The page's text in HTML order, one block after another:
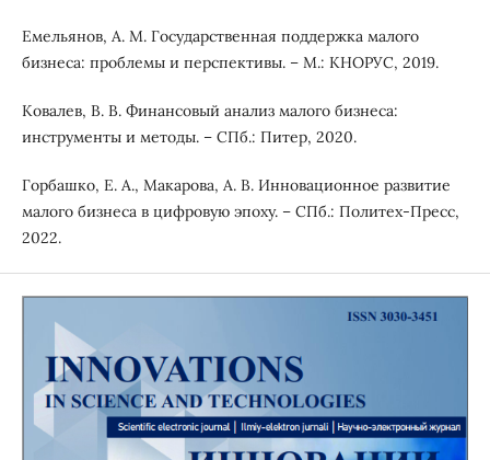
Емельянов, А. М. Государственная поддержка малого
бизнеса: проблемы и перспективы. – М.: КНОРУС, 2019.
Ковалев, В. В. Финансовый анализ малого бизнеса:
инструменты и методы. – СПб.: Питер, 2020.
Горбашко, Е. А., Макарова, А. В. Инновационное развитие
малого бизнеса в цифровую эпоху. – СПб.: Политех-Пресс,
2022.